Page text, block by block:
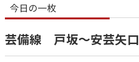
今日の一枚
芸備線 戸坂〜安芸矢口